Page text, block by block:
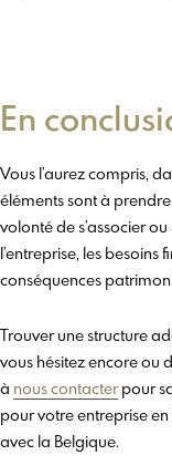
En
Vous l’aurez compris,
éléments sont à
volonté de s’associer
l’entreprise, les besoins
conséquences
Trouver une structure
vous hésitez encore ou
à nous contacterpour
pour votre entreprise
avec la Belgique.